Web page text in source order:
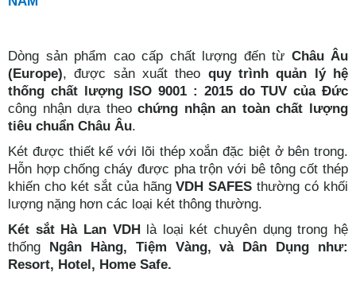
Dòng sản phẩm cao cấp chất lượng đến từ Châu Âu
(Europe), được sản xuất theo quy trình quản lý hệ
thống chất lượng ISO 9001 : 2015 do TUV của Đức
công nhận dựa theochứng nhận an toàn chất lượng
tiêu chuẩn Châu Âu.
Két được thiết kế với lõi thép xoắn đặc biệt ở bên trong.
Hỗn hợp chống cháy được pha trộn với bê tông cốt thép
khiến cho két sắt của hãngVDH SAFES thường có khối
lượng nặng hơn các loại két thông thường.
Két sắt Hà Lan VDHlà loại két chuyên dụng trong hệ
thống Ngân Hàng, Tiệm Vàng, và Dân Dụng như:
Resort, Hotel, Home Safe.